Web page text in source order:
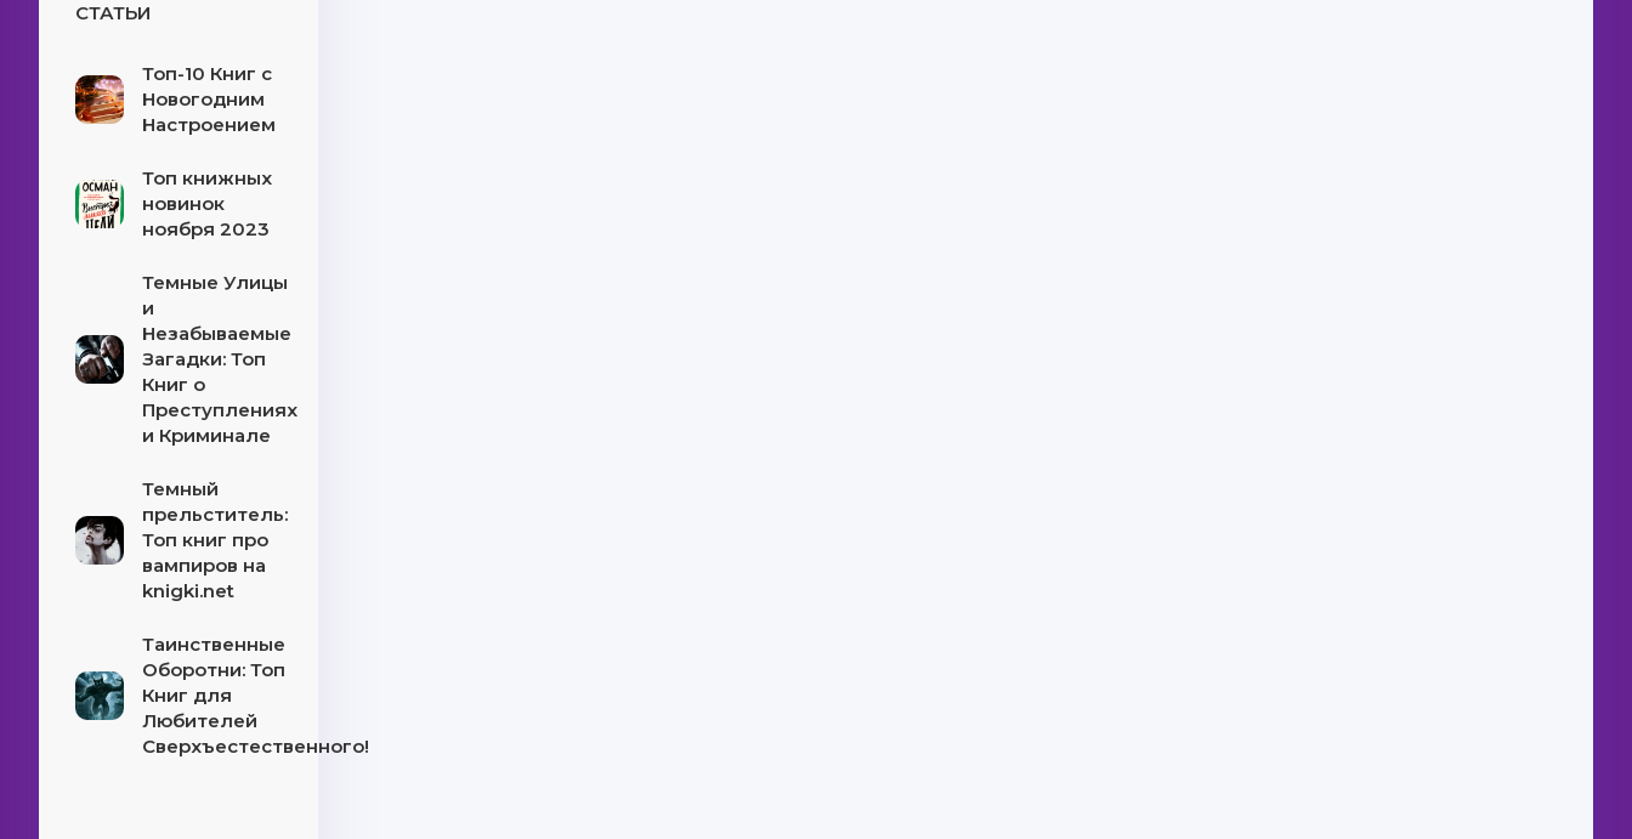
СТАТЬИ
Топ-10 Книг с
Новогодним
Настроением
Топ книжных
новинок
ноября 2023
Темные Улицы
и
Незабываемые
Загадки: Топ
Книг о
Преступлениях
и Криминале
Темный
прельститель:
Топ книг про
вампиров на
knigki.net
Таинственные
Оборотни: Топ
Книг для
Любителей
Сверхъестественного!